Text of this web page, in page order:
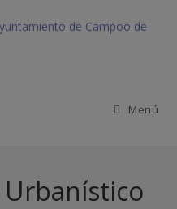
Menú